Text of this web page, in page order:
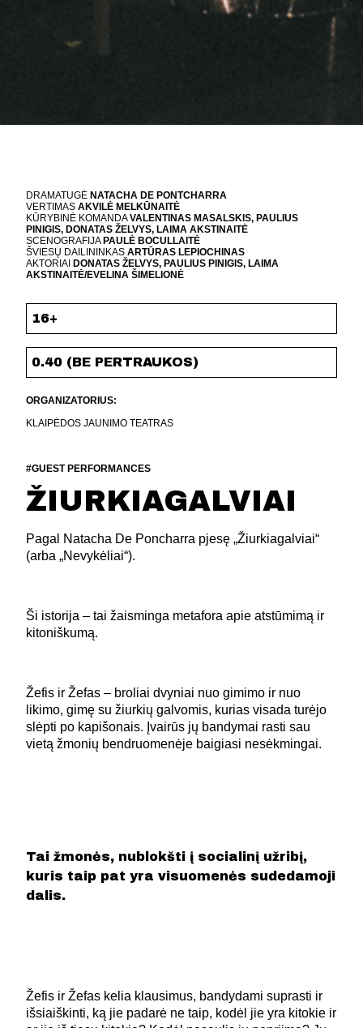
DRAMATUGĖ NATACHA DE PONTCHARRA
VERTIMAS AKVILĖ MELKŪNAITĖ
KŪRYBINĖ KOMANDAVALENTINAS MASALSKIS, PAULIUS
PINIGIS, DONATAS ŽELVYS, LAIMA AKSTINAITĖ
SCENOGRAFIJA PAULĖ BOCULLAITĖ
ŠVIESŲ DAILININKAS ARTŪRAS LEPIOCHINAS
AKTORIAI DONATAS ŽELVYS, PAULIUS PINIGIS, LAIMA
AKSTINAITĖ/EVELINA ŠIMELIONĖ
16+
0.40 (BE PERTRAUKOS)
ORGANIZATORIUS:
KLAIPĖDOS JAUNIMO TEATRAS
#GUEST PERFORMANCES
ŽIURKIAGALVIAI
Pagal Natacha De Poncharra pjesę „Žiurkiagalviai“
(arba „Nevykėliai“).
Ši istorija – tai žaisminga metafora apie atstūmimą ir
kitoniškumą.
Žefis ir Žefas – broliai dvyniai nuo gimimo ir nuo
likimo, gimę su žiurkių galvomis, kurias visada turėjo
slėpti po kapišonais. Įvairūs jų bandymai rasti sau
vietą žmonių bendruomenėje baigiasi nesėkmingai.
Tai žmonės, nublokšti į socialinį užribį,
kuris taip pat yra visuomenės sudedamoji
dalis.
Žefis ir Žefas kelia klausimus, bandydami suprasti ir
išsiaiškinti, ką jie padarė ne taip, kodėl jie yra kitokie ir